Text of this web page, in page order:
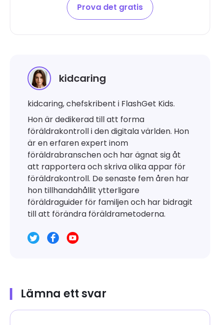
Prova det gratis
kidcaring
kidcaring, chefskribent i FlashGet Kids.
Hon är dedikerad till att forma
föräldrakontroll i den digitala världen. Hon
är en erfaren expert inom
föräldrabranschen och har ägnat sig åt
att rapportera och skriva olika appar för
föräldrakontroll. De senaste fem åren har
hon tillhandahållit ytterligare
föräldraguider för familjen och har bidragit
till att förändra föräldrametoderna.
Lämna ett svar